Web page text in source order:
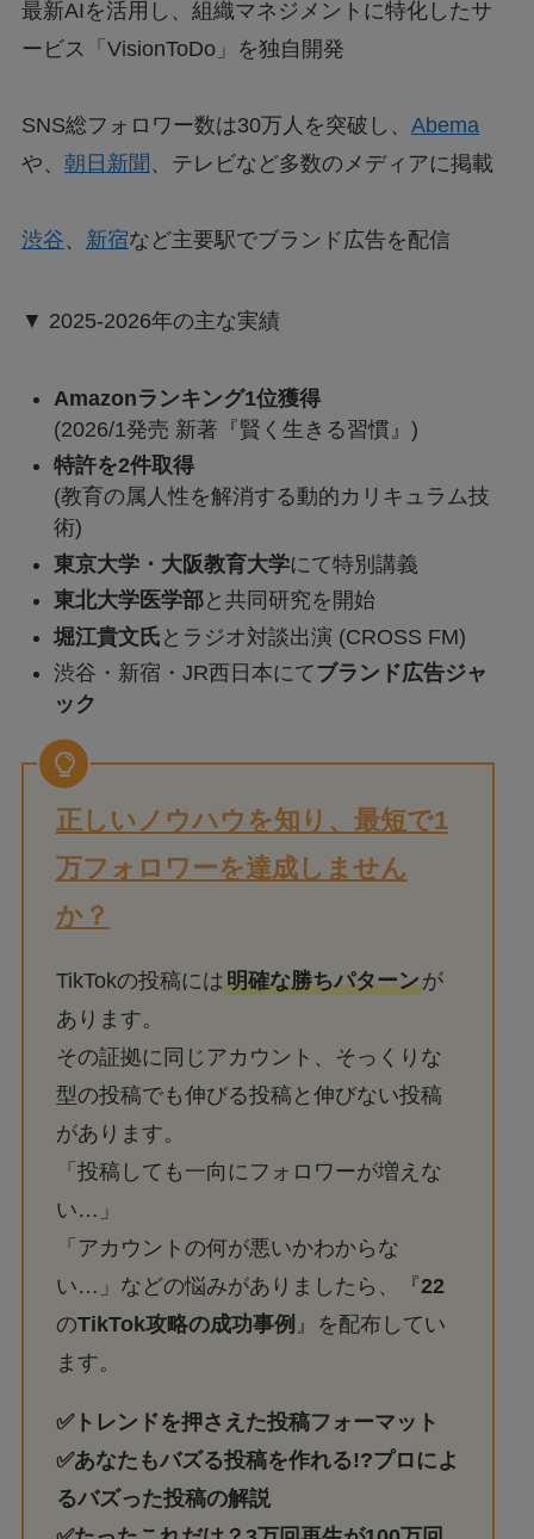
最新AIを活用し、組織マネジメントに特化したサ
ービス「VisionToDo」を独自開発
SNS総フォロワー数は30万人を突破し、 Abema
や、 朝日新聞 、テレビなど多数のメディアに掲載
渋谷、 新宿など主要駅でブランド広告を配信
▼ 2025-2026年の主な実績
Amazonランキング1位獲得
(2026/1発売 新著『賢く生きる習慣』)
特許を2件取得
(教育の属人性を解消する動的カリキュラム技
術)
東京大学・大阪教育大学にて特別講義
東北大学医学部と共同研究を開始
堀江貴文氏 とラジオ対談出演 (CROSS FM)
渋谷・新宿・JR西日本にてブランド広告ジャ
ック
正しいノウハウを知り、最短で1
万フォロワーを達成しません
か？
TikTokの投稿には明確な勝ちパターンが
あります。
その証拠に同じアカウント、そっくりな
型の投稿でも伸びる投稿と伸びない投稿
があります。
「投稿しても一向にフォロワーが増えな
い…」
「アカウントの何が悪いかわからな
い…」などの悩みがありましたら、『22
のTikTok攻略の成功事例 』を配布してい
ます。
✅トレンドを押さえた投稿フォーマット
✅あなたもバズる投稿を作れる!?プロによ
るバズった投稿の解説